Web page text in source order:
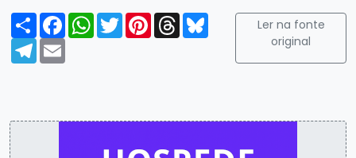
Compartilhar
FacebookWhatsApp
TwitterPinterest
ThreadsBluesky
Telegram
Email
Ler na fonte
original